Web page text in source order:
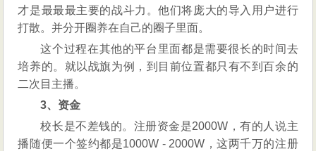
才是最最最主要的战斗力。他们将庞大的导入用户进行
打散。并分开圈养在自己的圈子里面。
这个过程在其他的平台里面都是需要很长的时间去
培养的。就以战旗为例，到目前位置都只有不到百余的
二次目主播。
3、资金
校长是不差钱的。注册资金是2000W，有的人说主
播随便一个签约都是1000W - 2000W，这两千万的注册